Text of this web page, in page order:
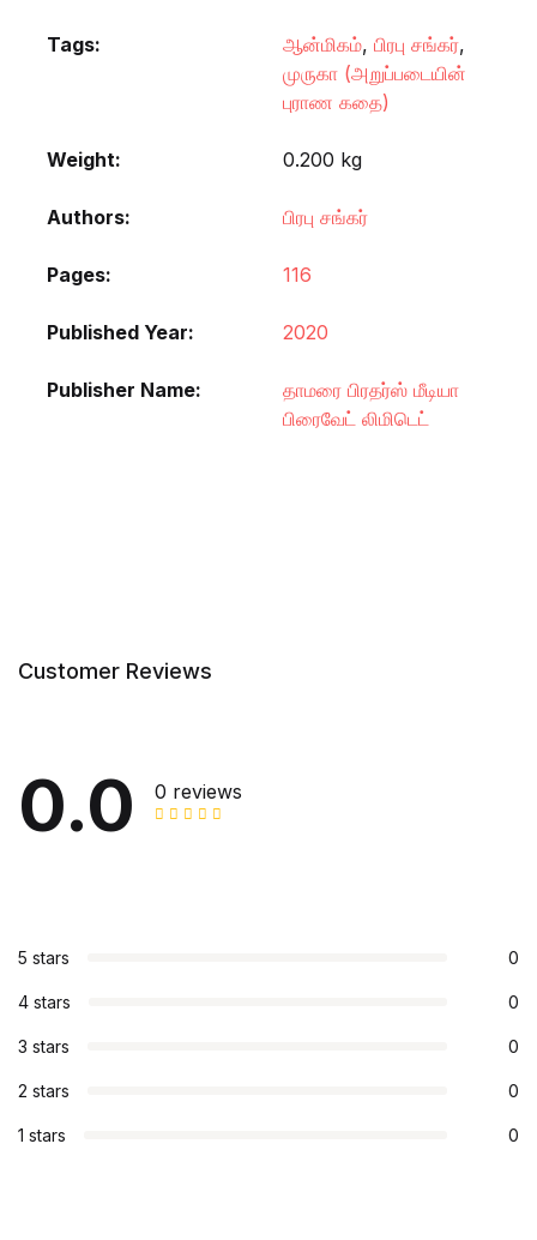
Tags: ஆன்மிகம், பிரபு சங்கர்,
முருகா (அறுப்படையின்
புராண கதை)
Weight 0.200 kg
Authors பிரபு சங்கர்
Pages 116
Published Year 2020
Publisher Name
தாமரை பிரதர்ஸ் மீடியா
பிரைவேட் லிமிடெட்
Customer Reviews
0.0 0 reviews
5 stars 0
4 stars 0
3 stars 0
2 stars 0
1 stars 0